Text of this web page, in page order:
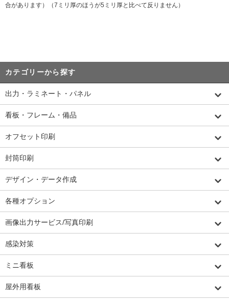
合があります）（7ミリ厚のほうが5ミリ厚と比べて反りません）
カテゴリーから探す
出力・ラミネート・パネル
看板・フレーム・備品
オフセット印刷
封筒印刷
デザイン・データ作成
各種オプション
画像出力サービス/写真印刷
感染対策
ミニ看板
屋外用看板